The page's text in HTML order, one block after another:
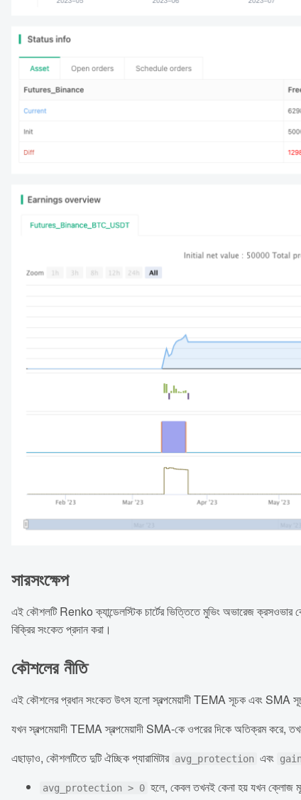
সারসংক্ষেপ
এই কৌশলটি Renko ক্যান্ডেলস্টিক চার্টের ভিত্তিতে মুভিং অভারেজ ক্রসওভার
বিক্রির সংকেত প্রদান করা।
কৌশলের নীতি
এই কৌশলের প্রধান সংকেত উৎস হলো স্বল্পমেয়াদী TEMA সূচক এবং SMA
যখন স্বল্পমেয়াদী TEMA স্বল্পমেয়াদী SMA-কে ওপরের দিকে অতিক্রম করে,
এছাড়াও, কৌশলটিতে দুটি ঐচ্ছিক প্যারামিটার avg_protection এবং
avg_protection > 0 হলে, কেবল তখনই কেনা হয় যখন ক্লোজ